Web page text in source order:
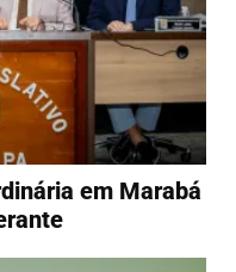
em Marabá